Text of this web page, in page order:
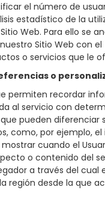
el número de
estadístico de la
Web. Para ello se
Sitio Web con
o servicios que le
o
permiten recordar
al servicio con
pueden diferenciar
como, por ejemplo,
cuando el
o contenido del
a través del cual
región desde la que